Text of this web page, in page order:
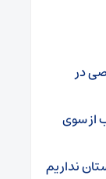
در
از سوی
نداریم